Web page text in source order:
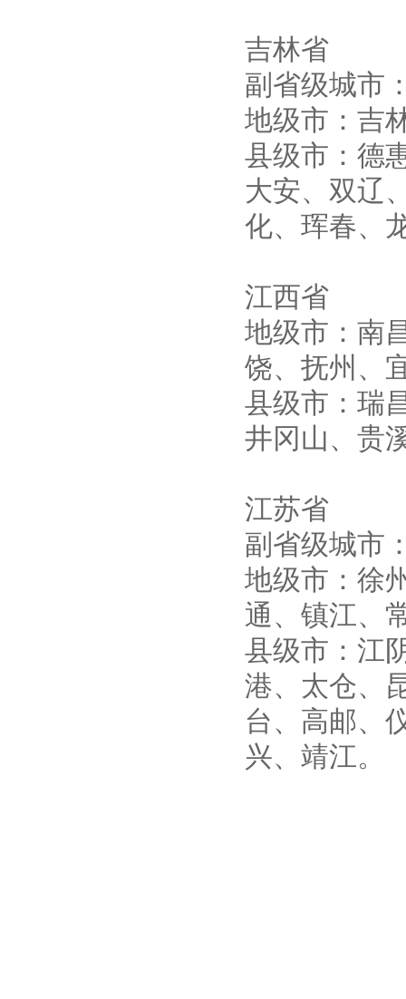
吉林省
副省级城
地级市：吉
县级市：德
大安、双辽
化、珲春、
江西省
地级市：南
饶、抚州、
县级市：瑞
井冈山、贵
江苏省
副省级城
地级市：徐
通、镇江、
县级市：江
港、太仓、
台、高邮、
兴、靖江。